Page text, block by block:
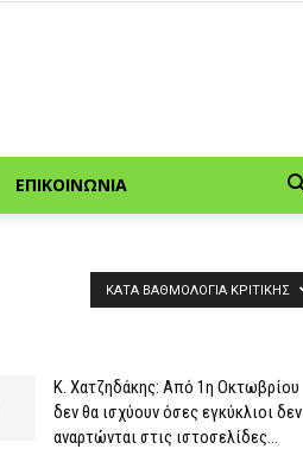
ΕΠΙΚΟΙΝΩΝΊΑ
ΚΑΤΆ ΒΑΘΜΟΛΟΓΊΑ ΚΡΙΤΙΚΉΣ
Κ. Χατζηδάκης: Από 1η Οκτωβρίου
δεν θα ισχύουν όσες εγκύκλιοι δεν
αναρτώνται στις ιστοσελίδες...